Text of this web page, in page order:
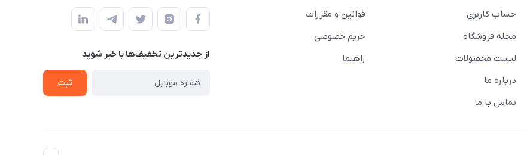
حساب کاربری
مجله فروشگاه
لیست محصولات
درباره ما
تماس با ما
قوانین و مقررات
حریم خصوصی
راهنما
از جدید‌ترین تخفیف‌ها با‌ خبر شوید
ثبت